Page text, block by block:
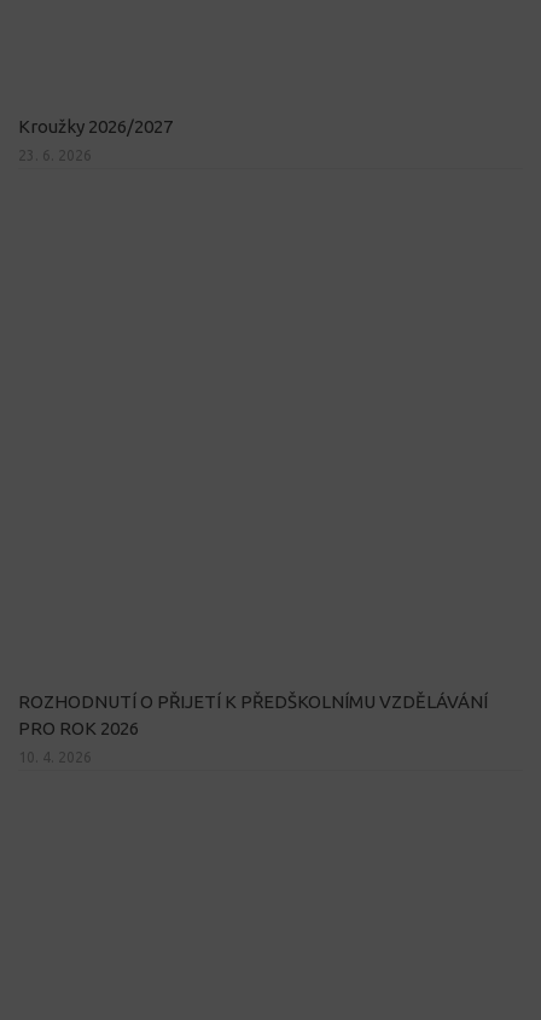
Kroužky 2026/2027
23. 6. 2026
ROZHODNUTÍ O PŘIJETÍ K PŘEDŠKOLNÍMU VZDĚLÁVÁNÍ
PRO ROK 2026
10. 4. 2026